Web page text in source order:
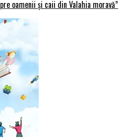
oamenii și caii din Valahia moravă”